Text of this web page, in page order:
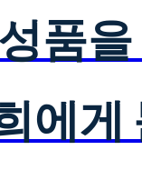
품
에게